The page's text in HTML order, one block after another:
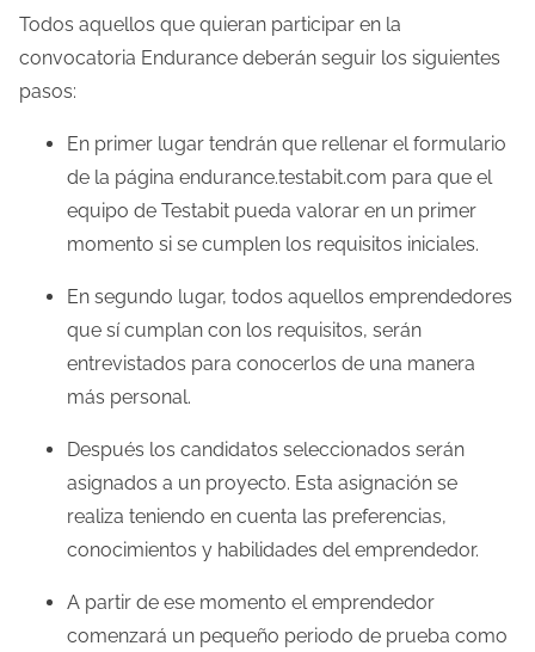
Todos aquellos que quieran participar en la
convocatoria Endurance deberán seguir los siguientes
pasos:
En primer lugar tendrán que rellenar el formulario
de la página endurance.testabit.com para que el
equipo de Testabit pueda valorar en un primer
momento si se cumplen los requisitos iniciales.
En segundo lugar, todos aquellos emprendedores
que sí cumplan con los requisitos, serán
entrevistados para conocerlos de una manera
más personal.
Después los candidatos seleccionados serán
asignados a un proyecto. Esta asignación se
realiza teniendo en cuenta las preferencias,
conocimientos y habilidades del emprendedor.
A partir de ese momento el emprendedor
comenzará un pequeño periodo de prueba como